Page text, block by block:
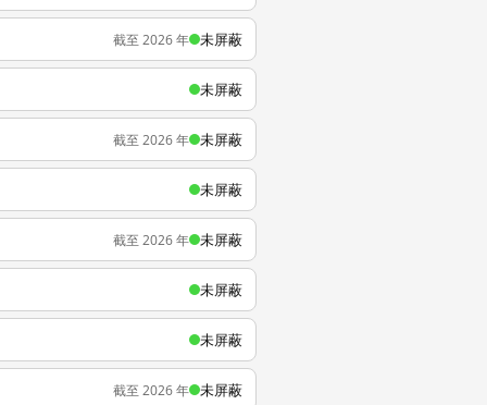
截至 2026 年 未屏蔽
未屏蔽
截至 2026 年 未屏蔽
未屏蔽
截至 2026 年 未屏蔽
未屏蔽
未屏蔽
截至 2026 年 未屏蔽